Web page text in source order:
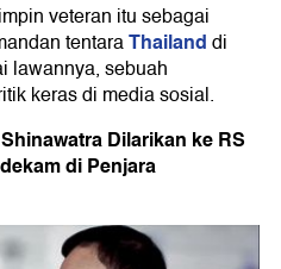
veteran itu sebagai
tentaraThailanddi
lawannya, sebuah
keras di media sosial.
Dilarikan ke RS
di Penjara